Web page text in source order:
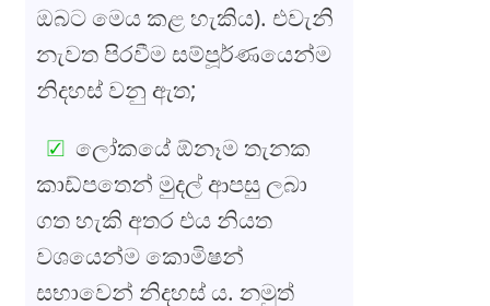
ඔබට මෙය කළ හැකිය). එවැනි
නැවත පිරවීම සම්පූර්ණයෙන්ම
නිදහස් වනු ඇත;
ලෝකයේ ඕනෑම තැනක
කාඩ්පතෙන් මුදල් ආපසු ලබා
ගත හැකි අතර එය නියත
වශයෙන්ම කොමිෂන්
සභාවෙන් නිදහස් ය. නමුත්